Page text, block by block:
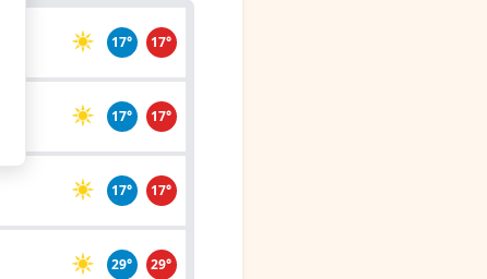
17° 17°
17° 17°
17° 17°
29° 29°